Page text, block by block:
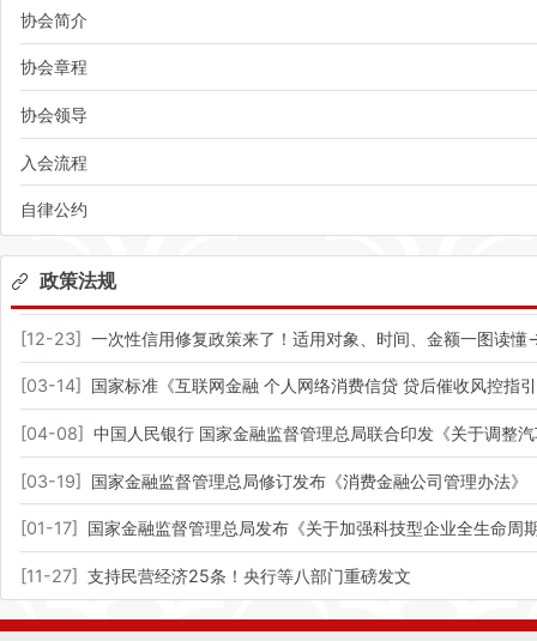
协会简介
协会章程
协会领导
入会流程
自律公约
政策法规
[12-23] 一次性信用修复政策来了！适用对象、时间、金额一图读
[03-14] 国家标准《互联网金融 个人网络消费信贷 贷后催收风控指
[04-08] 中国人民银行 国家金融监督管理总局联合印发《关于调整
[03-19] 国家金融监督管理总局修订发布《消费金融公司管理办法》
[01-17] 国家金融监督管理总局发布《关于加强科技型企业全生命周
[11-27] 支持民营经济25条！央行等八部门重磅发文